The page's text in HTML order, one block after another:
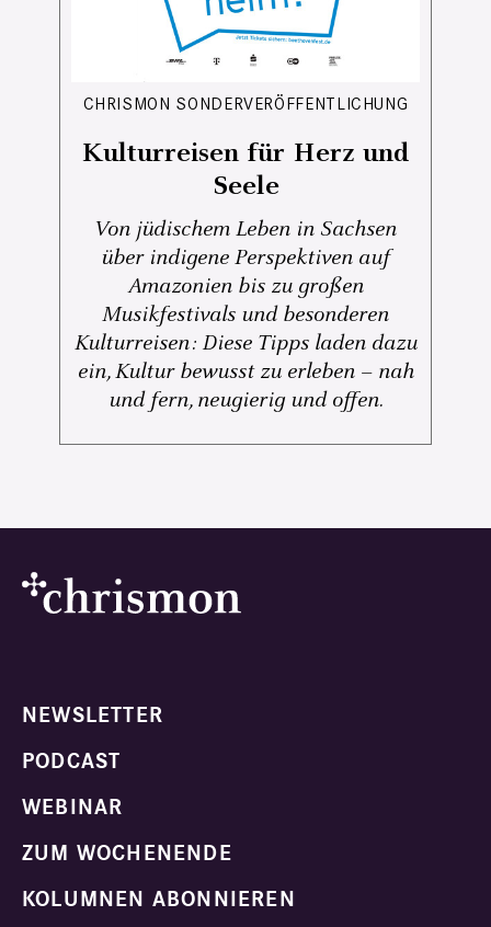
CHRISMON SONDERVERÖFFENTLICHUNG
Kulturreisen für Herz und
Seele
Von jüdischem Leben in Sachsen
über indigene Perspektiven auf
Amazonien bis zu großen
Musikfestivals und besonderen
Kulturreisen: Diese Tipps laden dazu
ein, Kultur bewusst zu erleben – nah
und fern, neugierig und offen.
NEWSLETTER
PODCAST
WEBINAR
ZUM WOCHENENDE
KOLUMNEN ABONNIEREN